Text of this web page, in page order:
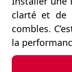
clarté et de
combles.
la